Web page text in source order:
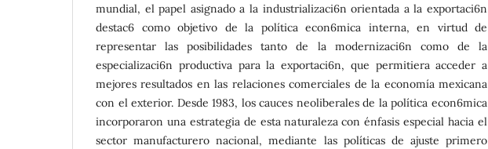
mundial, el papel asignado a la industrializaci6n orientada a la exportaci6n
destac6 como objetivo de la política econ6mica interna, en virtud de
representar las posibilidades tanto de la modernizaci6n como de la
especializaci6n productiva para la exportaci6n, que permitiera acceder a
mejores resultados en las relaciones comerciales de la economía mexicana
con el exterior. Desde 1983, los cauces neoliberales de la política econ6mica
incorporaron una estrategia de esta naturaleza con énfasis especial hacia el
sector manufacturero nacional, mediante las políticas de ajuste primero